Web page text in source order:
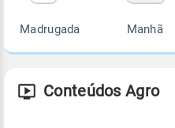
Madrugada Manhã
Conteúdos Agro